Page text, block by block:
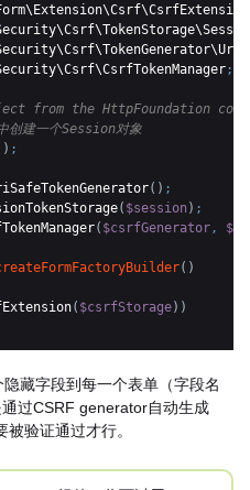
;
from the HttpFoundation
建一个Session对象
) ;
( ) ;
( $session ) ;
( $csrfGenerator,
( )
( $csrfStorage) )
藏字段到每一个表单（字段名
过CSRF generator自动生成
验证通过才行。